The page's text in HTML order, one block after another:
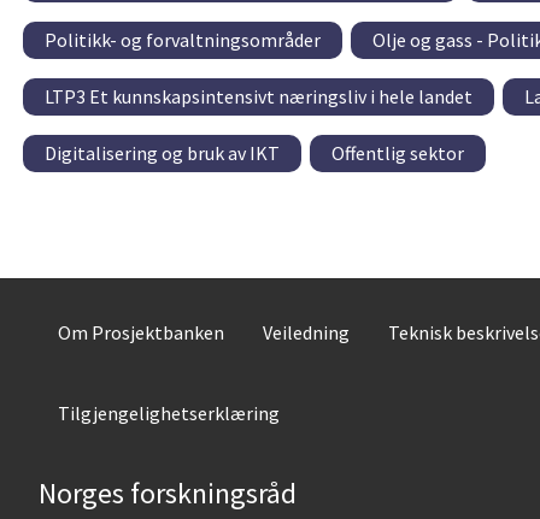
Politikk- og forvaltningsområder Olje og gass -
LTP3 Et kunnskapsintensivt næringsliv i hele landet
Digitalisering og bruk av IKT Offentlig sektor
Om Prosjektbanken Veiledning Teknisk
Tilgjengelighetserklæring
Norges forskningsråd